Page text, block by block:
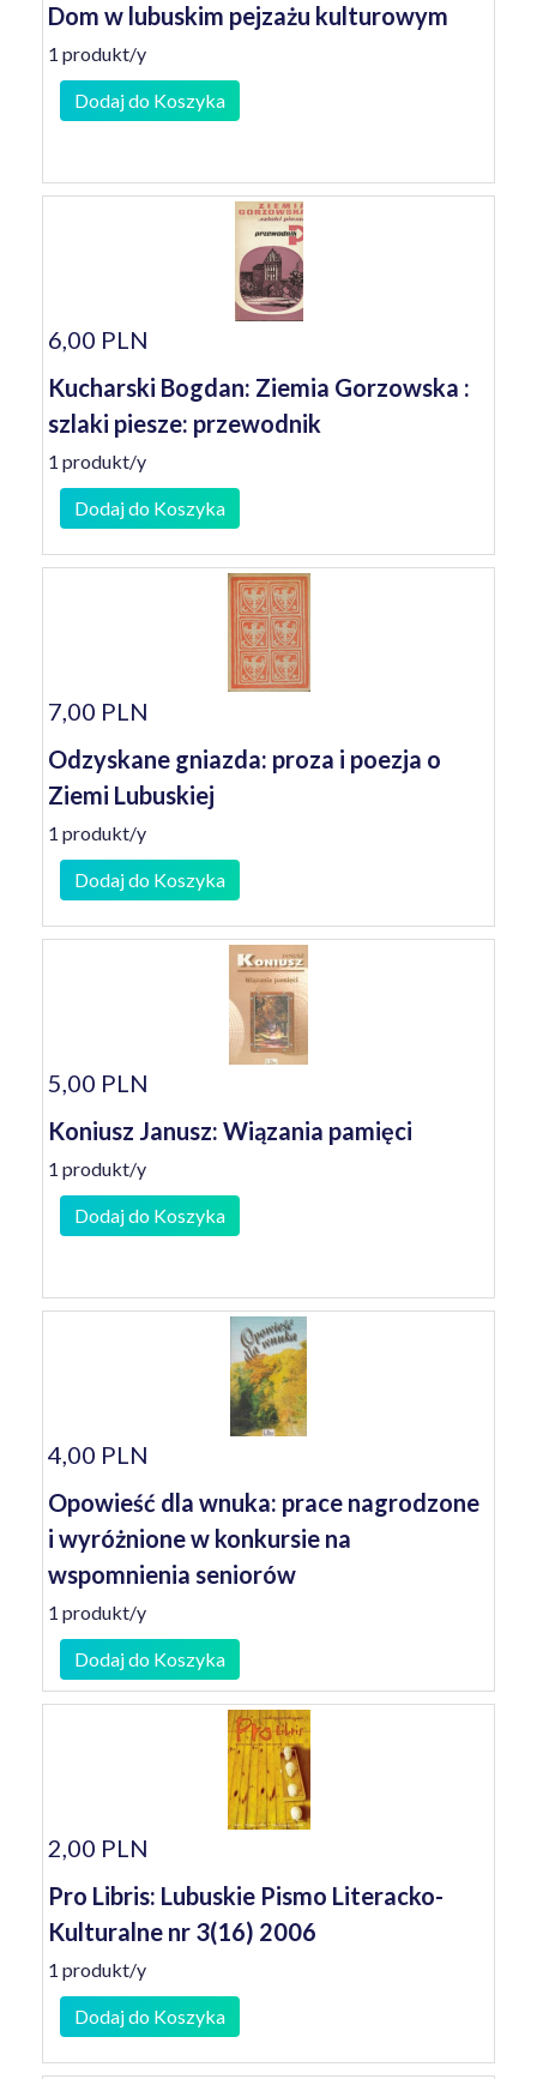
Dom w lubuskim pejzażu kulturowym
1 produkt/y
Dodaj do Koszyka
6,00 PLN
Kucharski Bogdan: Ziemia Gorzowska :
szlaki piesze: przewodnik
1 produkt/y
Dodaj do Koszyka
7,00 PLN
Odzyskane gniazda: proza i poezja o
Ziemi Lubuskiej
1 produkt/y
Dodaj do Koszyka
5,00 PLN
Koniusz Janusz: Wiązania pamięci
1 produkt/y
Dodaj do Koszyka
4,00 PLN
Opowieść dla wnuka: prace nagrodzone
i wyróżnione w konkursie na
wspomnienia seniorów
1 produkt/y
Dodaj do Koszyka
2,00 PLN
Pro Libris: Lubuskie Pismo Literacko-
Kulturalne nr 3(16) 2006
1 produkt/y
Dodaj do Koszyka